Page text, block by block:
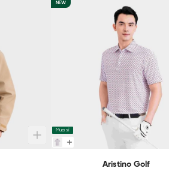
NEW
Mua sỉ
Aristino Golf